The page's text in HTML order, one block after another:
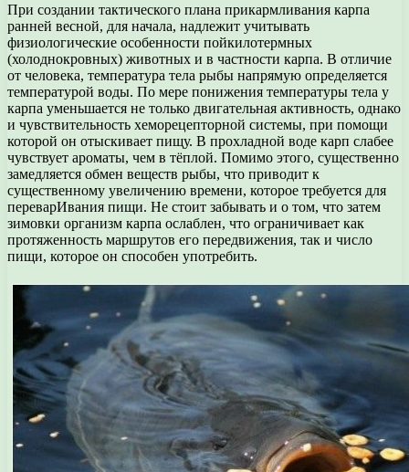
При создании тактического плана прикармливания карпа
ранней весной, для начала, надлежит учитывать
физиологические особенности пойкилотермных
(холоднокровных) животных и в частности карпа. В отличие
от человека, температура тела рыбы напрямую определяется
температурой воды. По мере понижения температуры тела у
карпа уменьшается не только двигательная активность, однако
и чувствительность хеморецепторной системы, при помощи
которой он отыскивает пищу. В прохладной воде карп слабее
чувствует ароматы, чем в тёплой. Помимо этого, существенно
замедляется обмен веществ рыбы, что приводит к
существенному увеличению времени, которое требуется для
переварИвания пищи. Не стоит забывать и о том, что затем
зимовки организм карпа ослаблен, что ограничивает как
протяженность маршрутов его передвижения, так и число
пищи, которое он способен употребить.